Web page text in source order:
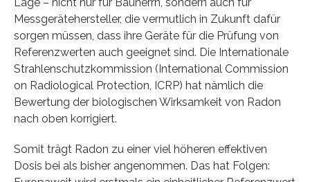
Messgerätehersteller, die vermutlich in Zukunft dafür
sorgen müssen, dass ihre Geräte für die Prüfung von
Referenzwerten auch geeignet sind. Die Internationale
Strahlenschutzkommission (International Commission
on Radiological Protection, ICRP) hat nämlich die
Bewertung der biologischen Wirksamkeit von Radon
nach oben korrigiert.
Somit trägt Radon zu einer viel höheren effektiven
Dosis bei als bisher angenommen. Das hat Folgen: